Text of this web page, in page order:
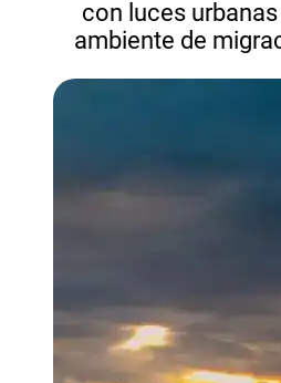
con luces
ambiente de